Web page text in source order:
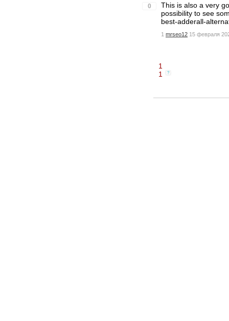
0
This is also a very
possibility to see
best-adderall-
1 mrseo12 15 февраля
1
1
?